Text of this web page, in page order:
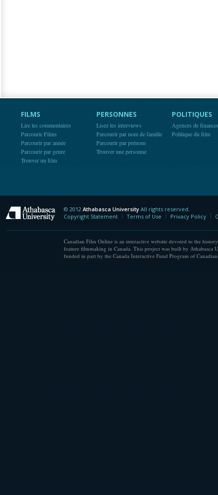
FILMS
Lire les commentaires
Parcourir Films
Parcourir par année
Parcourir par genre
Trouver un film
PERSONNES
Lisez les interviews
Parcourir par nom de famille
Parcourir par prénom
Trouver une personne
POLITIQUES
Agences de
Politique du film
Athabasca University
© 2012 Athabasca University All rights reserved.
Copyright Statement
Terms of Use Privacy Policy
Canadian Film Online is an interactive website devoted to the
feature filmmaking in Canada. This project was built by Athabasca
funded in part by the Canada Interactive Fund Program of